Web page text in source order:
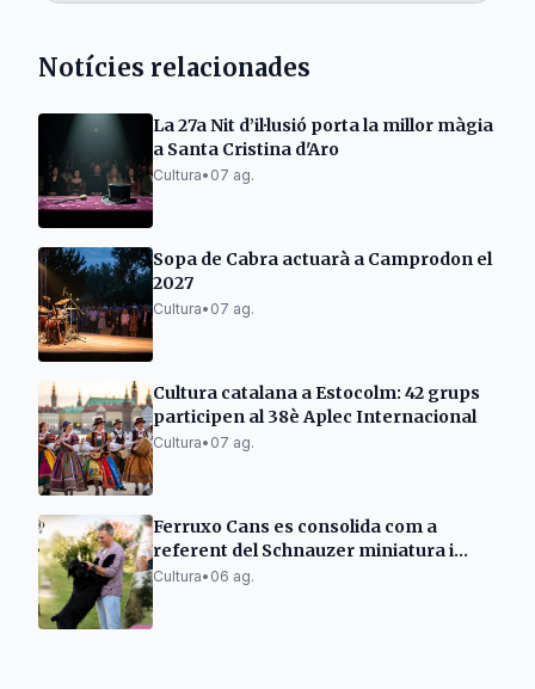
Notícies relacionades
La 27a Nit d’il·lusió porta la millor màgia
a Santa Cristina d'Aro
Cultura• 07 ag.
Sopa de Cabra actuarà a Camprodon el
2027
Cultura• 07 ag.
Cultura catalana a Estocolm: 42 grups
participen al 38è Aplec Internacional
Cultura• 07 ag.
Ferruxo Cans es consolida com a
referent del Schnauzer miniatura i
gegant després del seu èxit al World
Cultura• 06 ag.